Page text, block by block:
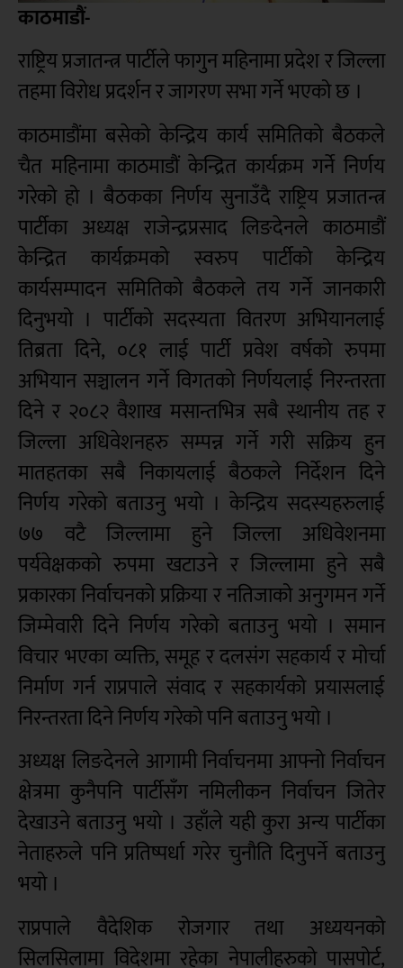
काठमाडौं-
राष्ट्रिय प्रजातन्त्र पार्टीले फागुन महिनामा प्रदेश र जिल्ला
तहमा विरोध प्रदर्शन र जागरण सभा गर्ने भएको छ ।
काठमाडौंमा बसेको केन्द्रिय कार्य समितिको बैठकले
चैत महिनामा काठमाडौं केन्द्रित कार्यक्रम गर्ने निर्णय
गरेको हो । बैठकका निर्णय सुनाउँदै राष्ट्रिय प्रजातन्त्र
पार्टीका अध्यक्ष राजेन्द्रप्रसाद लिङदेनले काठमाडौं
केन्द्रित कार्यक्रमको स्वरुप पार्टीको केन्द्रिय
कार्यसम्पादन समितिको बैठकले तय गर्ने जानकारी
दिनुभयो । पार्टीको सदस्यता वितरण अभियानलाई
तिब्रता दिने, ०८१ लाई पार्टी प्रवेश वर्षको रुपमा
अभियान सञ्चालन गर्ने विगतको निर्णयलाई निरन्तरता
दिने र २०८२ वैशाख मसान्तभित्र सबै स्थानीय तह र
जिल्ला अधिवेशनहरु सम्पन्न गर्ने गरी सक्रिय हुन
मातहतका सबै निकायलाई बैठकले निर्देशन दिने
निर्णय गरेको बताउनु भयो । केन्द्रिय सदस्यहरुलाई
७७ वटै जिल्लामा हुने जिल्ला अधिवेशनमा
पर्यवेक्षकको रुपमा खटाउने र जिल्लामा हुने सबै
प्रकारका निर्वाचनको प्रक्रिया र नतिजाको अनुगमन गर्ने
जिम्मेवारी दिने निर्णय गरेको बताउनु भयो । समान
विचार भएका व्यक्ति, समूह र दलसंग सहकार्य र मोर्चा
निर्माण गर्न राप्रपाले संवाद र सहकार्यको प्रयासलाई
निरन्तरता दिने निर्णय गरेको पनि बताउनु भयो ।
अध्यक्ष लिङदेनले आगामी निर्वाचनमा आफ्नो निर्वाचन
क्षेत्रमा कुनैपनि पार्टीसँग नमिलीकन निर्वाचन जितेर
देखाउने बताउनु भयो । उहाँले यही कुरा अन्य पार्टीका
नेताहरुले पनि प्रतिष्पर्धा गरेर चुनौति दिनुपर्ने बताउनु
भयो ।
राप्रपाले वैदेशिक रोजगार तथा अध्ययनको
सिलसिलामा विदेशमा रहेका नेपालीहरुको पासपोर्ट,